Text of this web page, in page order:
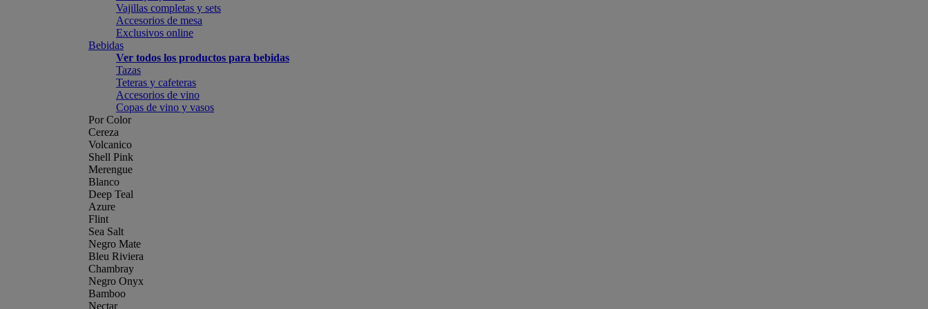
Vajillas completas y sets
Accesorios de mesa
Exclusivos online
Bebidas
Ver todos los productos para bebidas
Tazas
Teteras y cafeteras
Accesorios de vino
Copas de vino y vasos
Por Color
Cereza
Volcanico
Shell Pink
Merengue
Blanco
Deep Teal
Azure
Flint
Sea Salt
Negro Mate
Bleu Riviera
Chambray
Negro Onyx
Bamboo
Nectar